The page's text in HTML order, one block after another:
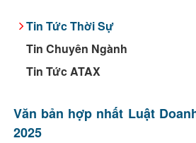
Tin Tức Thời Sự
Tin Chuyên Ngành
Tin Tức ATAX
Văn bản hợp nhất Luật
2025